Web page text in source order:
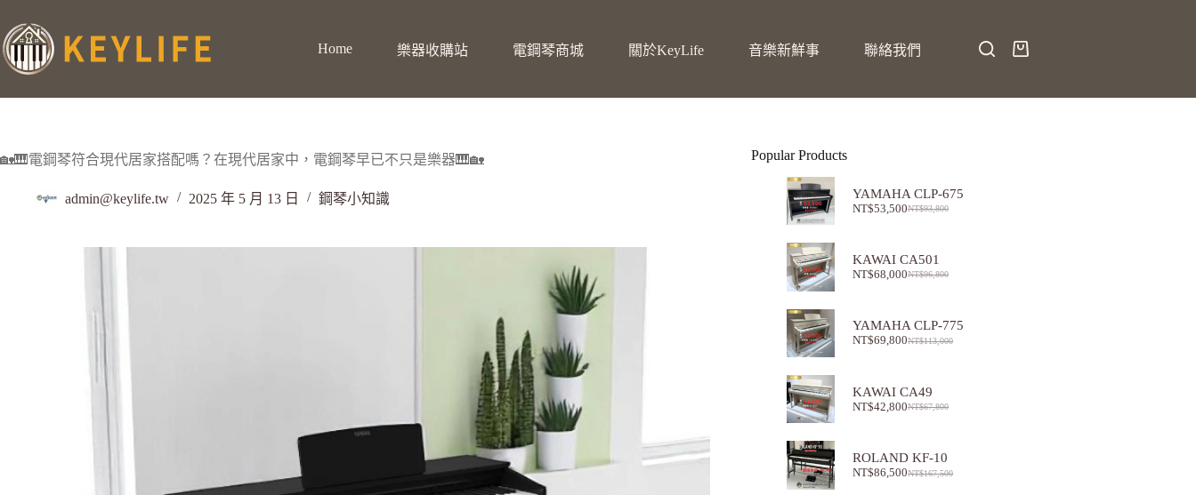
Home 樂器收購站 電鋼琴商城 關於KeyLife 音樂新鮮事 聯絡我們
🏡🎹電鋼琴符合現代居家搭配嗎？在現代居家中，電鋼琴早已不只是樂器🎹🏡
admin@keylife.tw 2025 年 5 月 13 日 鋼琴小知識
Popular Products
YAMAHA CLP-675
NT$93,800
NT$53,500
KAWAI CA501
NT$96,800
NT$68,000
YAMAHA CLP-775
NT$113,000
NT$69,800
KAWAI CA49
NT$67,800
NT$42,800
ROLAND KF-10
NT$167,500
NT$86,500